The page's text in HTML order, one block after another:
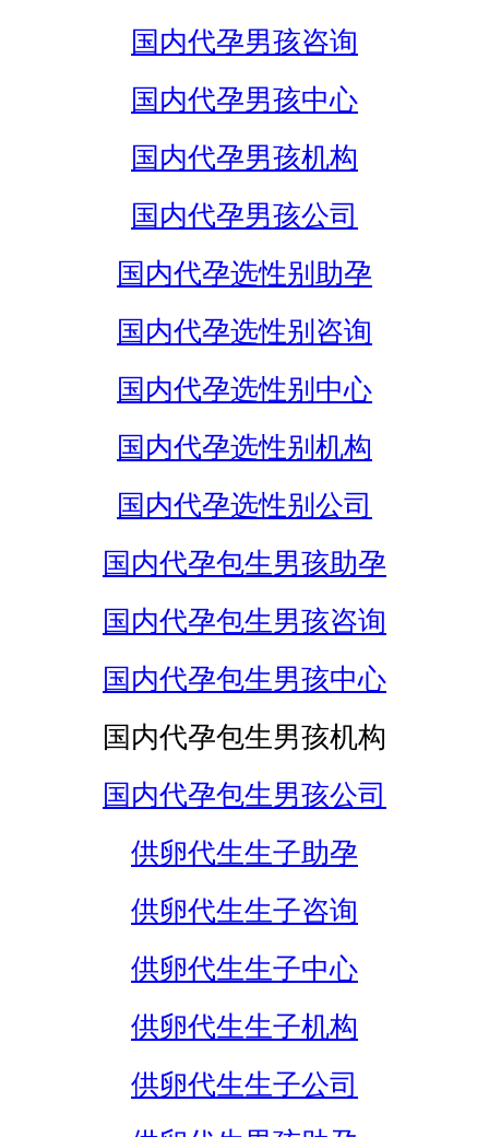
国内代孕男孩咨询
国内代孕男孩中心
国内代孕男孩机构
国内代孕男孩公司
国内代孕选性别助孕
国内代孕选性别咨询
国内代孕选性别中心
国内代孕选性别机构
国内代孕选性别公司
国内代孕包生男孩助孕
国内代孕包生男孩咨询
国内代孕包生男孩中心
国内代孕包生男孩机构
国内代孕包生男孩公司
供卵代生生子助孕
供卵代生生子咨询
供卵代生生子中心
供卵代生生子机构
供卵代生生子公司